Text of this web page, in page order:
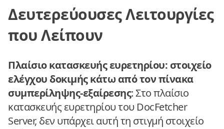
Δευτερεύουσες Λειτουργίες
που Λείπουν
Πλαίσιο κατασκευής ευρετηρίου: στοιχείο
ελέγχου δοκιμής κάτω από τον πίνακα
συμπερίληψης-εξαίρεσης: Στο πλαίσιο
κατασκευής ευρετηρίου του DocFetcher
Server, δεν υπάρχει αυτή τη στιγμή στοιχείο